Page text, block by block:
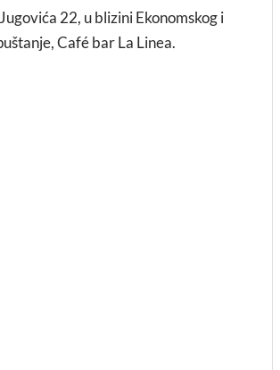
22, u blizini Ekonomskog i
Café bar La Linea.